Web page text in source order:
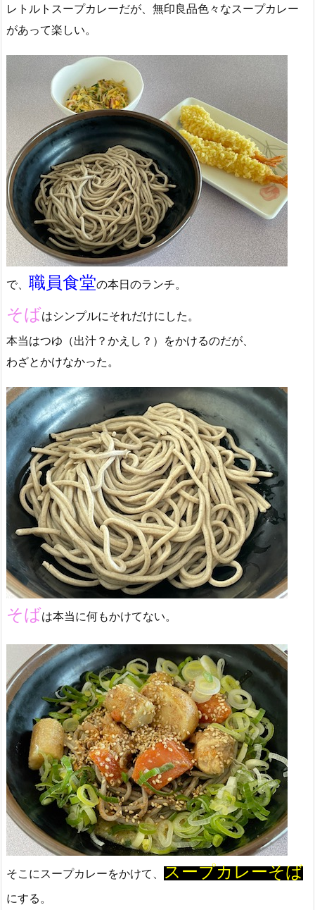
レトルトスープカレーだが、無印良品色々なスープカレー
があって楽しい。
で、 職員食堂の本日のランチ。
そばはシンプルにそれだけにした。
本当はつゆ（出汁？かえし？）をかけるのだが、
わざとかけなかった。
そばは本当に何もかけてない。
そこにスープカレーをかけて、 スープカレーそば
にする。